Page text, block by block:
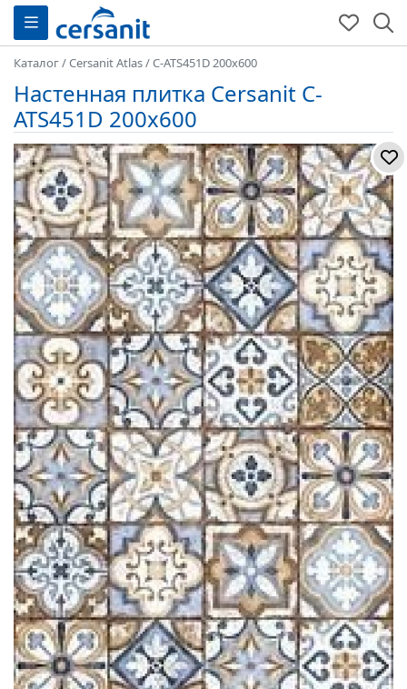
Каталог/Cersanit Atlas/C-ATS451D 200x600
Настенная плитка Cersanit C-
ATS451D 200x600